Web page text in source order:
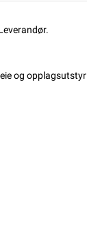
og opplagsutstyr